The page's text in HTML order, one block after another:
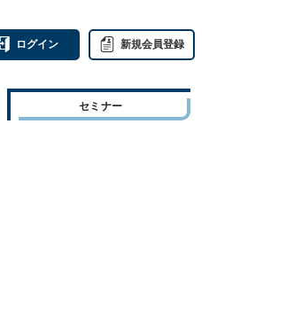
ログイン 新規会員登録
セミナー